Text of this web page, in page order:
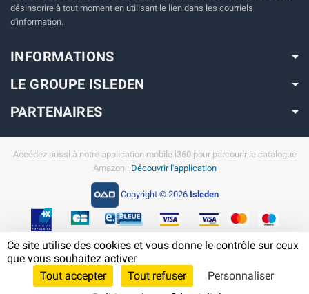
désinscrire à tout moment en utilisant le lien dans les courriels
d'information.
INFORMATIONS
LE GROUPE ISLEDEN
PARTENAIRES
Accédez aussi à notre application mobile i360 pour parcourir le catalogue
Amazon : Découvrir l'application
Copyright © 2026 Isleden
En savoir plus sur Amazon en Guadeloupe
Ce site utilise des cookies et vous donne le contrôle sur ceux
que vous souhaitez activer
Tout accepter
Tout refuser
Personnaliser